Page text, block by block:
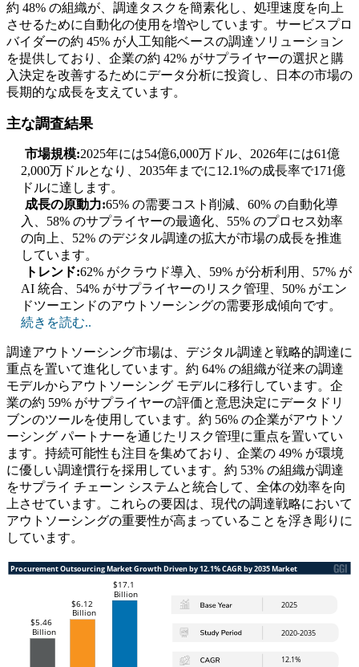
約 48% の組織が、調達タスクを簡素化し、処理速度を向上
させるために自動化の使用を増やしています。サービスプロ
バイダーの約 45% が人工知能ベースの調達ソリューション
を提供しており、企業の約 42% がサプライヤーの選択と購
入決定を改善するためにデータ分析に投資し、日本の市場の
長期的な成長を支えています。
主な調査結果
市場規模:2025年には54億6,000万ドル、2026年には61億
2,000万ドルとなり、2035年までに12.1%の成長率で171億
ドルに達します。
成長の原動力:65% の需要コスト削減、60% の自動化導
入、58% のサプライヤーの最適化、55% のプロセス効率
の向上、52% のデジタル調達の拡大が市場の成長を推進
しています。
トレンド:62% がクラウド導入、59% が分析利用、57% が
AI 統合、54% がサプライヤーのリスク管理、50% がエン
ドツーエンドのアウトソーシングの需要形成傾向です。
続きを読む..
調達アウトソーシング市場は、デジタル調達と戦略的調達に
重点を置いて進化しています。約 64% の組織が従来の調達
モデルからアウトソーシング モデルに移行しています。企
業の約 59% がサプライヤーの評価と意思決定にデータドリ
ブンのツールを使用しています。約 56% の企業がアウトソ
ーシング パートナーを通じたリスク管理に重点を置いてい
ます。持続可能性も注目を集めており、企業の 49% が環境
に優しい調達慣行を採用しています。約 53% の組織が調達
をサプライ チェーン システムと統合して、全体の効率を向
上させています。これらの要因は、現代の調達戦略において
アウトソーシングの重要性が高まっていることを浮き彫りに
しています。